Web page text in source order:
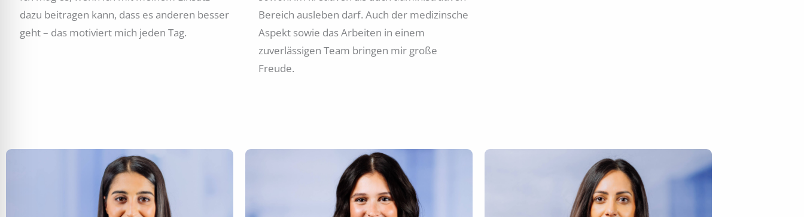
dazu beitragen kann, dass es anderen besser
geht – das motiviert mich jeden Tag.
Bereich ausleben darf. Auch der medizinsche
Aspekt sowie das Arbeiten in einem
zuverlässigen Team bringen mir große
Freude.